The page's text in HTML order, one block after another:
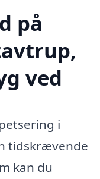
på
ved
i
tidskrævende
kan du